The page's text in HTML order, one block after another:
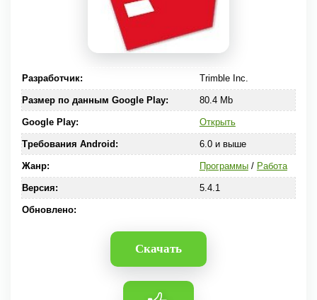
Разработчик: Trimble Inc.
Размер по данным Google Play: 80.4 Mb
Google Play: Открыть
Требования Android: 6.0 и выше
Жанр: Программы/ Работа
Версия: 5.4.1
Обновлено:
Скачать